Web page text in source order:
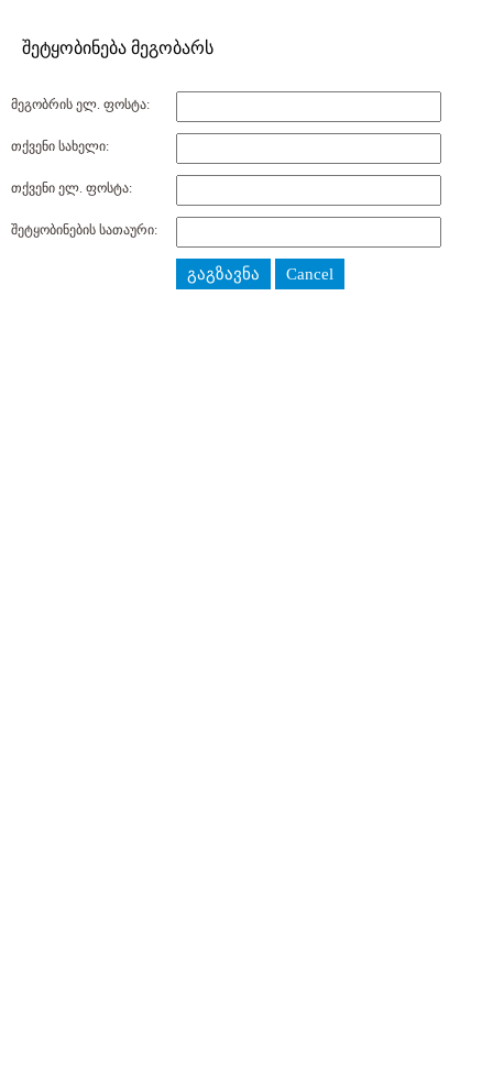
შეტყობინება მეგობარს
მეგობრის ელ. ფოსტა:
თქვენი სახელი:
თქვენი ელ. ფოსტა:
შეტყობინების სათაური:
გაგზავნა Cancel